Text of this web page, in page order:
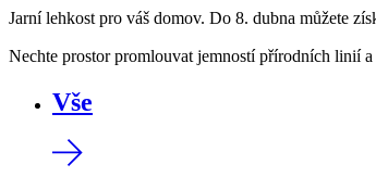
Jarní lehkost pro váš domov. Do 8. dubna můžete
Nechte prostor promlouvat jemností přírodních linií a
Vše